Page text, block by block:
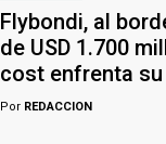
Flybondi, al
de USD 1.700
cost enfrenta
Por REDACCION